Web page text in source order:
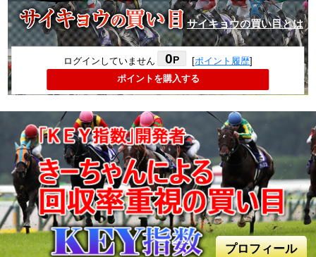
サイキョウの買い目とは
ログインしていません 0P [ポイント履歴]
ポイントを購入する
プロフィール